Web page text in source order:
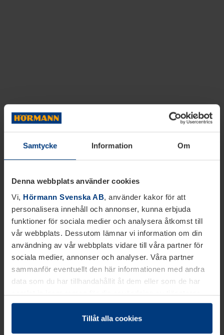
Samtycke Information Om
Denna webbplats använder cookies
Vi, Hörmann Svenska AB, använder kakor för att
personalisera innehåll och annonser, kunna erbjuda
funktioner för sociala medier och analysera åtkomst till
vår webbplats. Dessutom lämnar vi information om din
användning av vår webbplats vidare till våra partner för
sociala medier, annonser och analyser. Våra partner
sammanför eventuellt den här informationen med andra
data som du har tillhandahållit åt dem eller som de har
samlat in inom ramen för din användning av tjänsterna.
Juridiskt kan vi lagra kakor på din enhet, om de är
absolut nödvändiga för driften av den här webbplatsen.
Tillåt alla cookies